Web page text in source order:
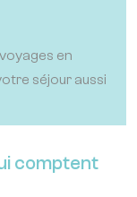
en
séjour aussi
comptent